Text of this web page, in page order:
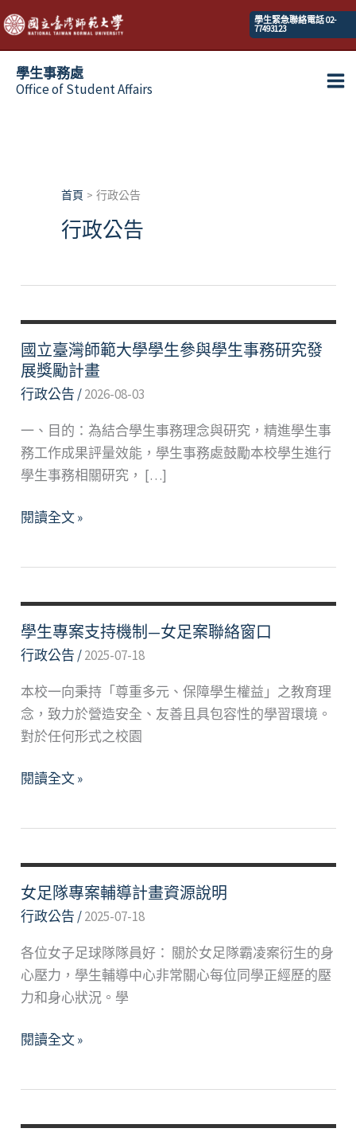
跳
至
主
學生緊急聯絡電話 02-
77493123
學生事務處
Office of Student Affairs
首頁 行政公告
行政公告
國立臺灣師範大學學生參與學生事務研究發
展獎勵計畫
行政公告 /2026-08-03
一、目的：為結合學生事務理念與研究，精進學生事
務工作成果評量效能，學生事務處鼓勵本校學生進行
學生事務相關研究， […]
國
師
範
大
學
生
參
學
事
究
發
獎
勵
計
畫
閱讀全文 »
學生專案支持機制—女足案聯絡窗口
行政公告 /2025-07-18
本校一向秉持「尊重多元、保障學生權益」之教育理
念，致力於營造安全、友善且具包容性的學習環境。
對於任何形式之校園
學
支
持
機
—
女
足
聯
窗
閱讀全文 »
女足隊專案輔導計畫資源說明
行政公告 /2025-07-18
各位女子足球隊隊員好： 關於女足隊霸凌案衍生的身
心壓力，學生輔導中心非常關心每位同學正經歷的壓
力和身心狀況。學
女
案
閱讀全文 »